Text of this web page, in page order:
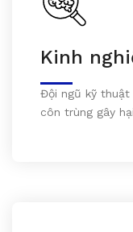
Kinh
Đội ngũ kỹ thuật
côn trùng gây